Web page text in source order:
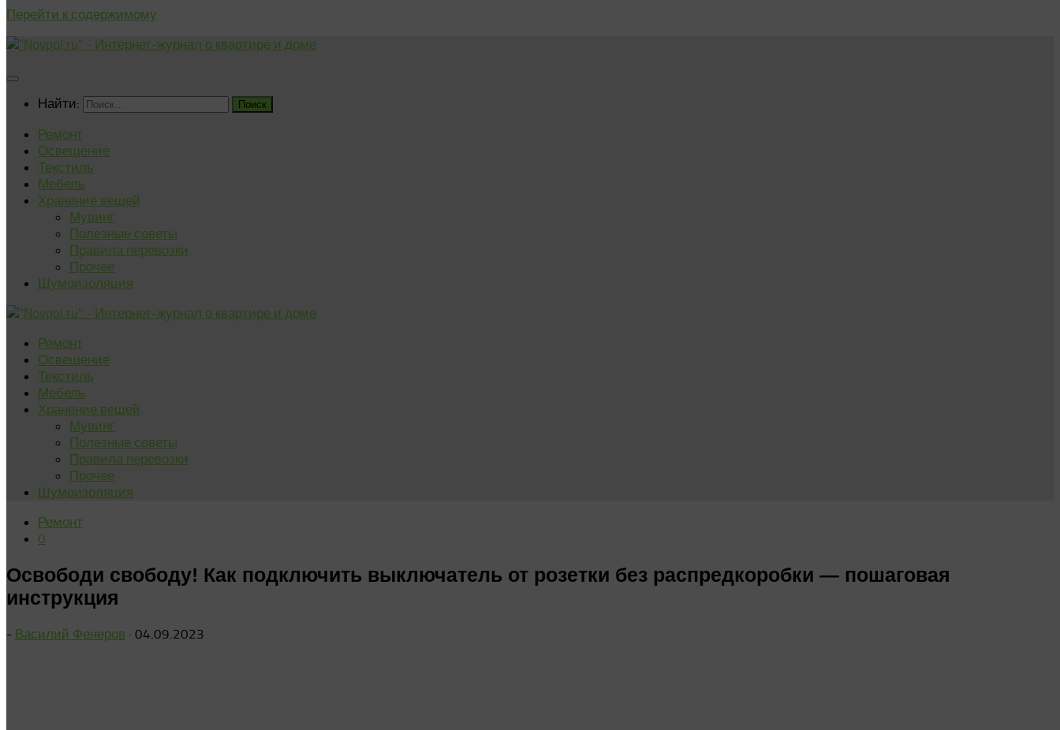
Перейти к содержимому
Найти:
Ремонт
Освещение
Текстиль
Мебель
Хранение вещей
Мувинг
Полезные советы
Правила перевозки
Прочее
Шумоизоляция
Ремонт
Освещение
Текстиль
Мебель
Хранение вещей
Мувинг
Полезные советы
Правила перевозки
Прочее
Шумоизоляция
Ремонт
0
Освободи свободу! Как подключить выключатель от розетки без распредкоробки — пошаговая
инструкция
- Василий Фенеров · 04.09.2023